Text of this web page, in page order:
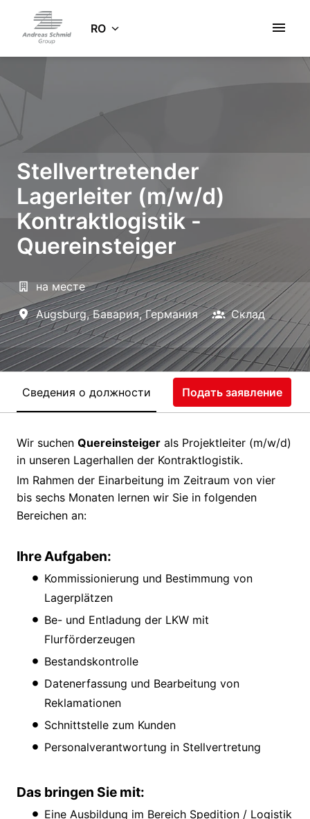
conținutPagina de pornire
RO
Stellvertretender
Lagerleiter (m/w/d)
Kontraktlogistik -
Quereinsteiger
на месте
Augsburg, Бавария, Германия Склад
Сведения о должности Подать заявление
Wir suchen Quereinsteiger als Projektleiter (m/w/d)
in unseren Lagerhallen der Kontraktlogistik.
Im Rahmen der Einarbeitung im Zeitraum von vier
bis sechs Monaten lernen wir Sie in folgenden
Bereichen an:
Ihre Aufgaben:
Kommissionierung und Bestimmung von
Lagerplätzen
Be- und Entladung der LKW mit
Flurförderzeugen
Bestandskontrolle
Datenerfassung und Bearbeitung von
Reklamationen
Schnittstelle zum Kunden
Personalverantwortung in Stellvertretung
Das bringen Sie mit:
Eine Ausbildung im Bereich Spedition / Logistik